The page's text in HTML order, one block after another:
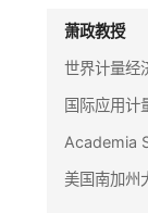
萧政教授
世界计量经
国际应用计
Academia
美国南加州